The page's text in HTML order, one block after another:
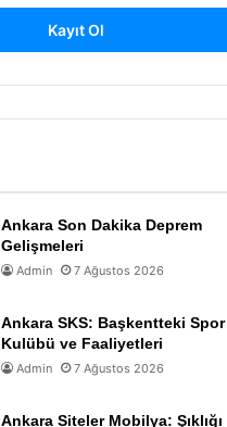
Kayıt Ol
Ankara Son Dakika Deprem
Gelişmeleri
Admin 7 Ağustos 2026
Ankara SKS: Başkentteki Spor
Kulübü ve Faaliyetleri
Admin 7 Ağustos 2026
Ankara Siteler Mobilya: Şıklığı